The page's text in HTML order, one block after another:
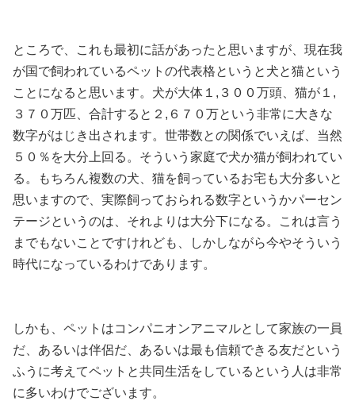
ところで、これも最初に話があったと思いますが、現在我
が国で飼われているペットの代表格というと犬と猫という
ことになると思います。犬が大体１,３００万頭、猫が１,
３７０万匹、合計すると２,６７０万という非常に大きな
数字がはじき出されます。世帯数との関係でいえば、当然
５０％を大分上回る。そういう家庭で犬か猫が飼われてい
る。もちろん複数の犬、猫を飼っているお宅も大分多いと
思いますので、実際飼っておられる数字というかパーセン
テージというのは、それよりは大分下になる。これは言う
までもないことですけれども、しかしながら今やそういう
時代になっているわけであります。
しかも、ペットはコンパニオンアニマルとして家族の一員
だ、あるいは伴侶だ、あるいは最も信頼できる友だという
ふうに考えてペットと共同生活をしているという人は非常
に多いわけでございます。